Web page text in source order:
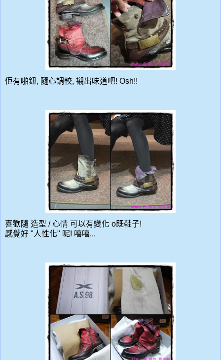
佢有啪鈕, 隨心調較, 襯出味道吧! Osh!!
喜歡隨 造型 / 心情 可以有變化 o既鞋子!
感覺好 "人性化" 呢! 嘻嘻...